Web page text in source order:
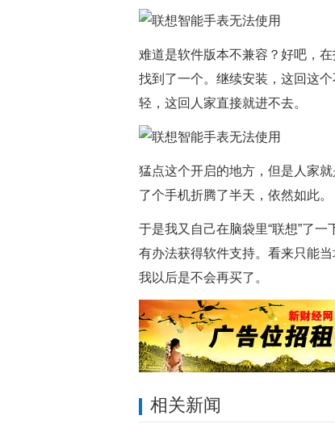
难道是软件版本不兼容？好吧，
找到了一个。继续安装，这回这
轻，这回人家直接就进不去。
猛点这个开启的地方，但是人家
了个手机折腾了半天，依然如此。
于是我又自己在脑袋里“联想”了
有办法获得软件支持。看来只能
我以后是不会再买了。
相关新闻